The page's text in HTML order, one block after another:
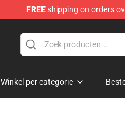
FREEshipping on orders
Winkel per categorie